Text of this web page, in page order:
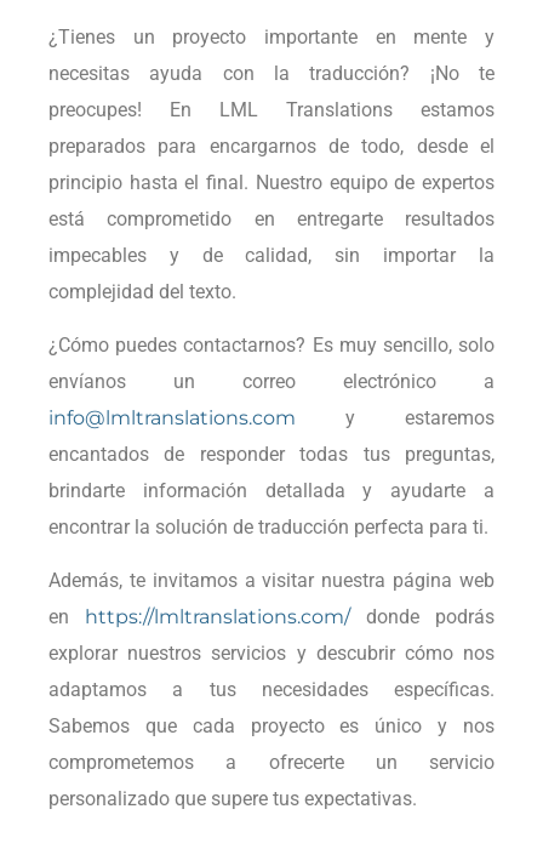
¿Tienes un proyecto importante en mente y
necesitas ayuda con la traducción? ¡No te
preocupes! En LML Translations estamos
preparados para encargarnos de todo, desde el
principio hasta el final. Nuestro equipo de expertos
está comprometido en entregarte resultados
impecables y de calidad, sin importar la
complejidad del texto.
¿Cómo puedes contactarnos? Es muy sencillo, solo
envíanos un correo electrónico a
info@lmltranslations.com y estaremos
encantados de responder todas tus preguntas,
brindarte información detallada y ayudarte a
encontrar la solución de traducción perfecta para ti.
Además, te invitamos a visitar nuestra página web
en
https://lmltranslations.com/donde podrás
explorar nuestros servicios y descubrir cómo nos
adaptamos a tus necesidades específicas.
Sabemos que cada proyecto es único y nos
comprometemos a ofrecerte un servicio
personalizado que supere tus expectativas.